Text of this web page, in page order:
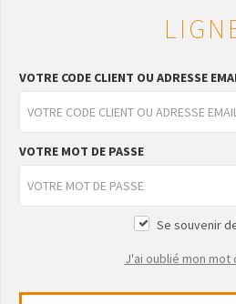
VOTRE CODE CLIENT OU ADRESSE
VOTRE MOT DE PASSE
Se souvenir
J'ai oublié mon mot